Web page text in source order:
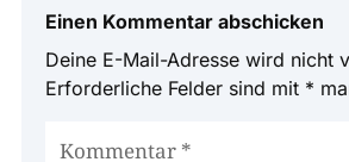
Einen Kommentar abschicken
Deine E-Mail-Adresse wird nicht
Erforderliche Felder sind mit *